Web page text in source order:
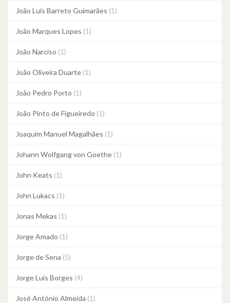
João Luís Barreto Guimarães (1)
João Marques Lopes (1)
João Narciso (1)
João Oliveira Duarte (1)
João Pedro Porto (1)
João Pinto de Figueiredo (1)
Joaquim Manuel Magalhães (1)
Johann Wolfgang von Goethe (1)
John Keats (1)
John Lukacs (1)
Jonas Mekas (1)
Jorge Amado (1)
Jorge de Sena (5)
Jorge Luis Borges (4)
José António Almeida (1)